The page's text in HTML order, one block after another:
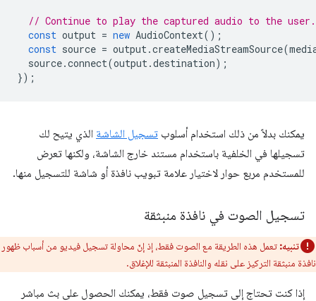
// Continue to play the captured audio to the user.
const output = new AudioContext();
const source = output .createMediaStreamSource(
source.connect(output .destination);
});
يمكنك بدلاً من ذلك استخدام أسلوب تسجيل الشاشة الذي يتيح لك
تسجيلها في الخلفية باستخدام مستند خارج الشاشة، ولكنها تعرض
للمستخدم مربع حوار لاختيار علامة تبويب نافذة أو شاشة للتسجيل منها.
تسجيل الصوت في نافذة منبثقة
تنبيه: تعمل هذه الطريقة مع الصوت فقط، إذ إنّ محاولة تسجيل فيديو من أسباب ظهور
نافذة منبثقة التركيز على نقله والنافذة المنبثقة للإغلاق.
إذا كنت تحتاج إلى تسجيل صوت فقط، يمكنك الحصول على بث مباشر